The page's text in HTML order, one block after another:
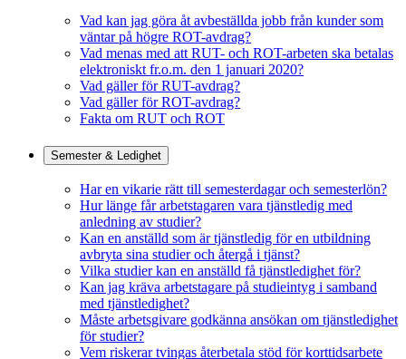
Vad kan jag göra åt avbeställda jobb från kunder som
väntar på högre ROT-avdrag?
Vad menas med att RUT- och ROT-arbeten ska betalas
elektroniskt fr.o.m. den 1 januari 2020?
Vad gäller för RUT-avdrag?
Vad gäller för ROT-avdrag?
Fakta om RUT och ROT
Semester & Ledighet
Har en vikarie rätt till semesterdagar och semesterlön?
Hur länge får arbetstagaren vara tjänstledig med
anledning av studier?
Kan en anställd som är tjänstledig för en utbildning
avbryta sina studier och återgå i tjänst?
Vilka studier kan en anställd få tjänstledighet för?
Kan jag kräva arbetstagare på studieintyg i samband
med tjänstledighet?
Måste arbetsgivare godkänna ansökan om tjänstledighet
för studier?
Vem riskerar tvingas återbetala stöd för korttidsarbete